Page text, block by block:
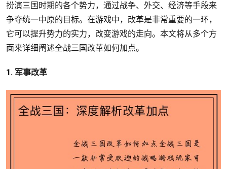
扮演三国时期的各个势力，通过战争、外交、经济等手段来
争夺统一中原的目标。在游戏中，改革是非常重要的一环，
它可以提升势力的实力，改变游戏的走向。本文将从多个方
面来详细阐述全战三国改革如何加点。
1. 军事改革